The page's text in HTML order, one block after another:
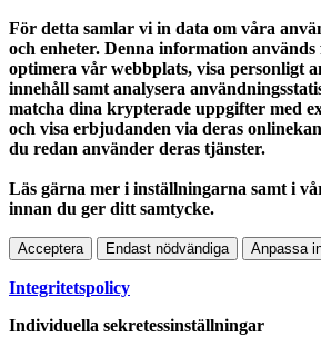
För detta samlar vi in data om våra
och enheter. Denna information
optimera vår webbplats, visa personligt
innehåll samt analysera
matcha dina krypterade uppgifter med
och visa erbjudanden via deras
du redan använder deras tjänster.
Läs gärna mer i inställningarna samt i
innan du ger ditt samtycke.
Acceptera Endast nödvändiga Anpassa
Integritetspolicy
Individuella sekretessinställningar